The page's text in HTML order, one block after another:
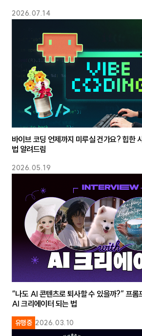
2026.07.14
2026.05.19
바이브 코딩 언제까지 미루실 건가요? 힙한
법 알려드림
유행중 2026.03.10
“나도 AI 콘텐츠로 퇴사할 수 있을까?” 프롬
AI 크리에이터 되는 법